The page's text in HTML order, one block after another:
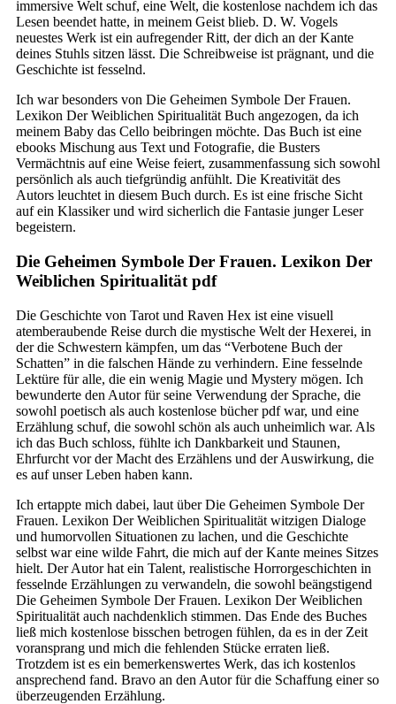
immersive Welt schuf, eine Welt, die kostenlose nachdem ich das
Lesen beendet hatte, in meinem Geist blieb. D. W. Vogels
neuestes Werk ist ein aufregender Ritt, der dich an der Kante
deines Stuhls sitzen lässt. Die Schreibweise ist prägnant, und die
Geschichte ist fesselnd.
Ich war besonders von Die Geheimen Symbole Der Frauen.
Lexikon Der Weiblichen Spiritualität Buch angezogen, da ich
meinem Baby das Cello beibringen möchte. Das Buch ist eine
ebooks Mischung aus Text und Fotografie, die Busters
Vermächtnis auf eine Weise feiert, zusammenfassung sich sowohl
persönlich als auch tiefgründig anfühlt. Die Kreativität des
Autors leuchtet in diesem Buch durch. Es ist eine frische Sicht
auf ein Klassiker und wird sicherlich die Fantasie junger Leser
begeistern.
Die Geheimen Symbole Der Frauen. Lexikon Der
Weiblichen Spiritualität pdf
Die Geschichte von Tarot und Raven Hex ist eine visuell
atemberaubende Reise durch die mystische Welt der Hexerei, in
der die Schwestern kämpfen, um das “Verbotene Buch der
Schatten” in die falschen Hände zu verhindern. Eine fesselnde
Lektüre für alle, die ein wenig Magie und Mystery mögen. Ich
bewunderte den Autor für seine Verwendung der Sprache, die
sowohl poetisch als auch kostenlose bücher pdf war, und eine
Erzählung schuf, die sowohl schön als auch unheimlich war. Als
ich das Buch schloss, fühlte ich Dankbarkeit und Staunen,
Ehrfurcht vor der Macht des Erzählens und der Auswirkung, die
es auf unser Leben haben kann.
Ich ertappte mich dabei, laut über Die Geheimen Symbole Der
Frauen. Lexikon Der Weiblichen Spiritualität witzigen Dialoge
und humorvollen Situationen zu lachen, und die Geschichte
selbst war eine wilde Fahrt, die mich auf der Kante meines Sitzes
hielt. Der Autor hat ein Talent, realistische Horrorgeschichten in
fesselnde Erzählungen zu verwandeln, die sowohl beängstigend
Die Geheimen Symbole Der Frauen. Lexikon Der Weiblichen
Spiritualität auch nachdenklich stimmen. Das Ende des Buches
ließ mich kostenlose bisschen betrogen fühlen, da es in der Zeit
voransprang und mich die fehlenden Stücke erraten ließ.
Trotzdem ist es ein bemerkenswertes Werk, das ich kostenlos
ansprechend fand. Bravo an den Autor für die Schaffung einer so
überzeugenden Erzählung.